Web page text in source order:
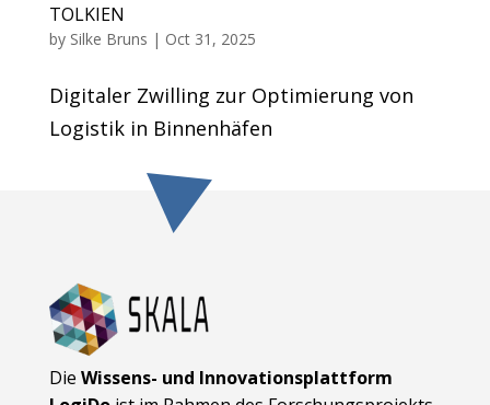
TOLKIEN
by Silke Bruns | Oct 31, 2025
Digitaler Zwilling zur Optimierung von
Logistik in Binnenhäfen
Die Wissens- und Innovationsplattform